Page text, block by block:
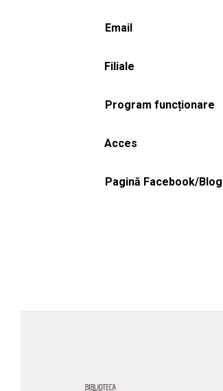
Email
Filiale
Program funcționare
Acces
Pagină Facebook/Blog